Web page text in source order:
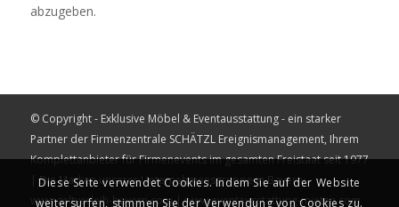
abzugeben.
© Copyright - Exklusive Möbel & Eventausstattung - ein starker
Partner der Firmenzentrale SCHÄTZL Ereignismanagement, Ihrem
Komplettanbieter für Firmenevents im gesamten Freistaat seit 1977
| Die Marken unserer Unternehmensgruppe in Bayern:
www.zeltverleih-bayern.com|www.eventausstattung-mieten.com
Diese Seite verwendet Cookies. Indem Sie auf der Website
weitersurfen, stimmen Sie der Verwendung von Cookies zu.